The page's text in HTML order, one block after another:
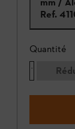
Ref.
Quantité